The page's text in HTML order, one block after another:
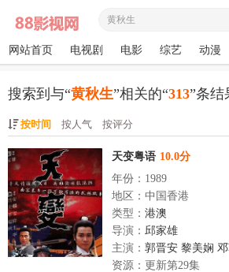
网站首页 电视剧 电影 综艺 动漫
搜索到与“黄秋生”相关的“313”条结
按时间 按人气 按评分
天变粤语 10.0分
年份：1989
地区：中国香港
类型： 港澳
导演： 邱家雄
主演： 郭晋安 黎美娴
资源：更新第29集